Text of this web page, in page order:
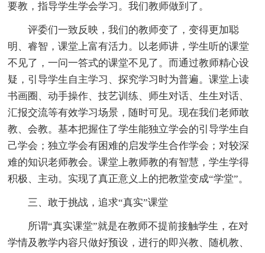
要教，指导学生学会学习。我们教师做到了。
评委们一致反映，我们的教师变了，变得更加聪
明、睿智，课堂上富有活力。以老师讲，学生听的课堂
不见了，一问一答式的课堂不见了。而通过教师精心设
疑，引导学生自主学习、探究学习时为普遍。课堂上读
书画圈、动手操作、技艺训练、师生对话、生生对话、
汇报交流等有效学习场景，随时可见。现在我们老师敢
教、会教。基本把握住了学生能独立学会的引导学生自
己学会；独立学会有困难的启发学生合作学会；对较深
难的知识老师教会。课堂上教师教的有智慧，学生学得
积极、主动。实现了真正意义上的把教堂变成“学堂”。
三、敢于挑战，追求“真实”课堂
所谓“真实课堂”就是在教师不提前接触学生，在对
学情及教学内容只做好预设，进行的即兴教、随机教、